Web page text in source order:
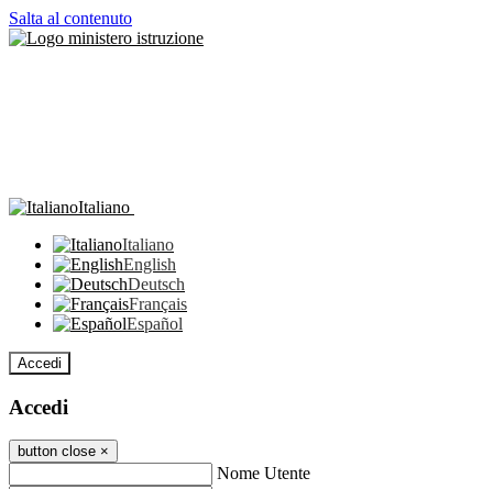
Salta al contenuto
Italiano
Italiano
English
Deutsch
Français
Español
Accedi
Accedi
button close ×
Nome Utente